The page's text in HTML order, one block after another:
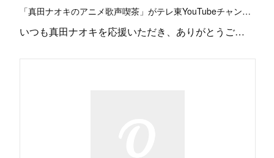
「真田ナオキのアニメ歌声喫茶」がテレ東YouTubeチャン…
いつも真田ナオキを応援いただき、ありがとうご…